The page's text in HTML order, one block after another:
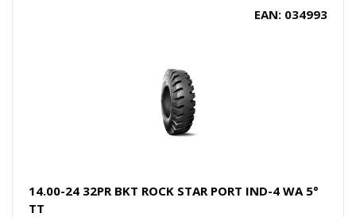
EAN: 034993
14.00-24 32PR BKT ROCK STAR PORT IND-4 WA 5°
TT